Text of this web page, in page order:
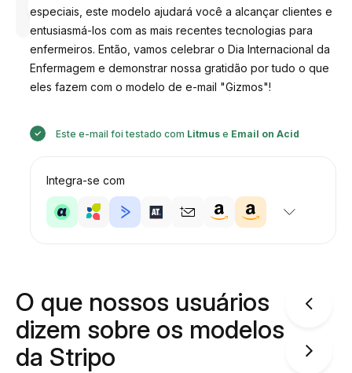
por
Anastasiia
especiais, este modelo ajudará você a alcançar clientes e
entusiasmá-los com as mais recentes tecnologias para
enfermeiros. Então, vamos celebrar o Dia Internacional da
Enfermagem e demonstrar nossa gratidão por tudo o que
eles fazem com o modelo de e-mail "Gizmos"!
Este e-mail foi testado com Litmus e Email on Acid
Integra-se com
O que nossos usuários
dizem sobre os modelos
da Stripo